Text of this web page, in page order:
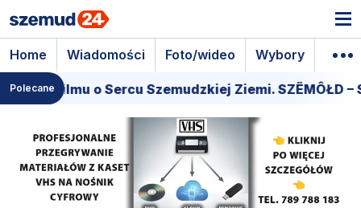
Home Wiadomości Foto/wideo Wybory
Polecane
filmu o Sercu Szemudzkiej Ziemi. SZËMÔŁD –